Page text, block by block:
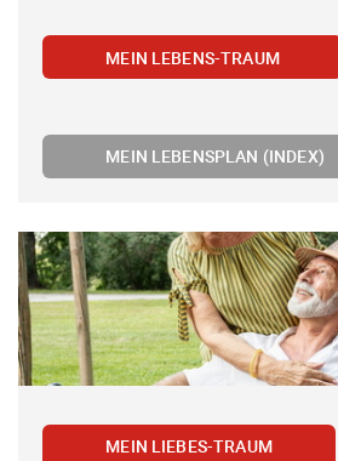
MEIN LEBENS-TRAUM
MEIN LEBENSPLAN (INDEX)
MEIN LIEBES-TRAUM